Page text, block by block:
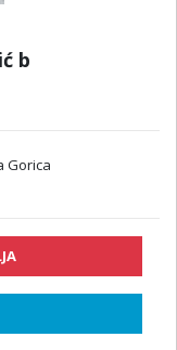
b
Gorica